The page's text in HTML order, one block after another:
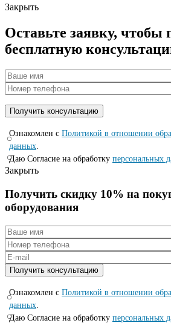
Закрыть
Оставьте заявку, чтобы
бесплатную
Ознакомлен с Политикой в отношении
данных.
Даю Согласие на обработку персональных
Закрыть
Получить скидку 10% на
оборудования
Ознакомлен с Политикой в отношении
данных
Даю Согласие на обработку персональных